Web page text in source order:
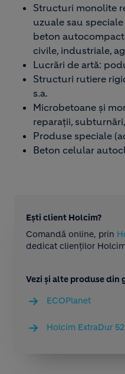
Structuri monolite
uzuale sau
beton
civile, industriale,
Lucrări de artă:
Structuri rutiere
s.a.
Microbetoane și
reparații,
Produse speciale
Beton celular
Ești client Holcim?
Comandă online, prin
dedicat clienților
Vezi și alte produse din
ECOPlanet
Holcim ExtraDur